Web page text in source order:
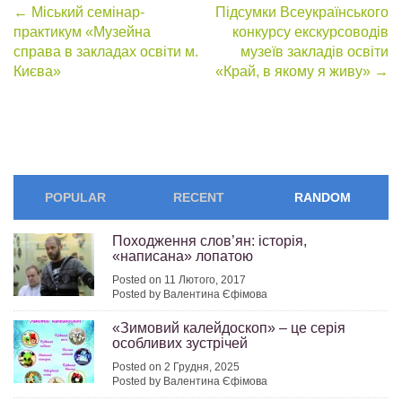
Post
navigation
← Міський семінар-
практикум «Музейна
справа в закладах освіти м.
Києва»
Підсумки Всеукраїнського
конкурсу екскурсоводів
музеїв закладів освіти
«Край, в якому я живу» →
POPULAR RECENT RANDOM
Походження слов’ян: історія,
«написана» лопатою
Posted on 11 Лютого, 2017
Posted by Валентина Єфімова
«Зимовий калейдоскоп» – це серія
особливих зустрічей
Posted on 2 Грудня, 2025
Posted by Валентина Єфімова